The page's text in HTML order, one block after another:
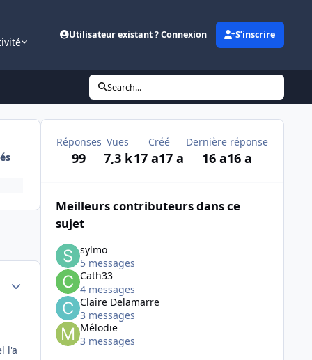
Utilisateur existant ? Connexion S’inscrire
Search...
Author stats
l'a
Réponses
99
Vues
7,3 k
Créé
17 a17 a
Dernière réponse
16 a16 a
Meilleurs contributeurs dans ce
sujet
sylmo
5 messages
Cath33
4 messages
Claire Delamarre
3 messages
Mélodie
3 messages